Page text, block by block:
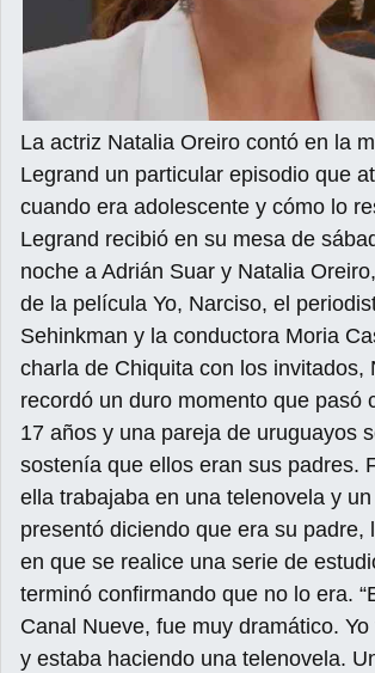
La actriz Natalia Oreiro contó en la
Legrand un particular episodio que
cuando era adolescente y cómo lo
Legrand recibió en su mesa de
noche a Adrián Suar y Natalia
de la película Yo, Narciso, el
Sehinkman y la conductora Moria
charla de Chiquita con los invitados,
recordó un duro momento que pasó
17 años y una pareja de uruguayos
sostenía que ellos eran sus padres.
ella trabajaba en una telenovela y
presentó diciendo que era su padre,
en que se realice una serie de
terminó confirmando que no lo era.
Canal Nueve, fue muy dramático.
y estaba haciendo una telenovela.